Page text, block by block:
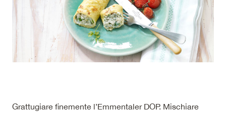
Grattugiare finemente l’Emmentaler DOP. Mischiare